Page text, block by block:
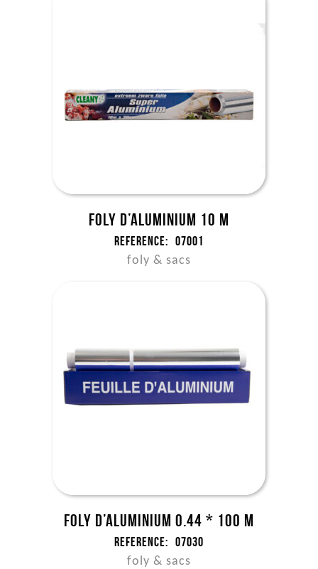
Foly d’aluminium 10 m
Reference: 07001
foly & sacs
Foly d’aluminium 0.44 * 100 m
Reference: 07030
foly & sacs